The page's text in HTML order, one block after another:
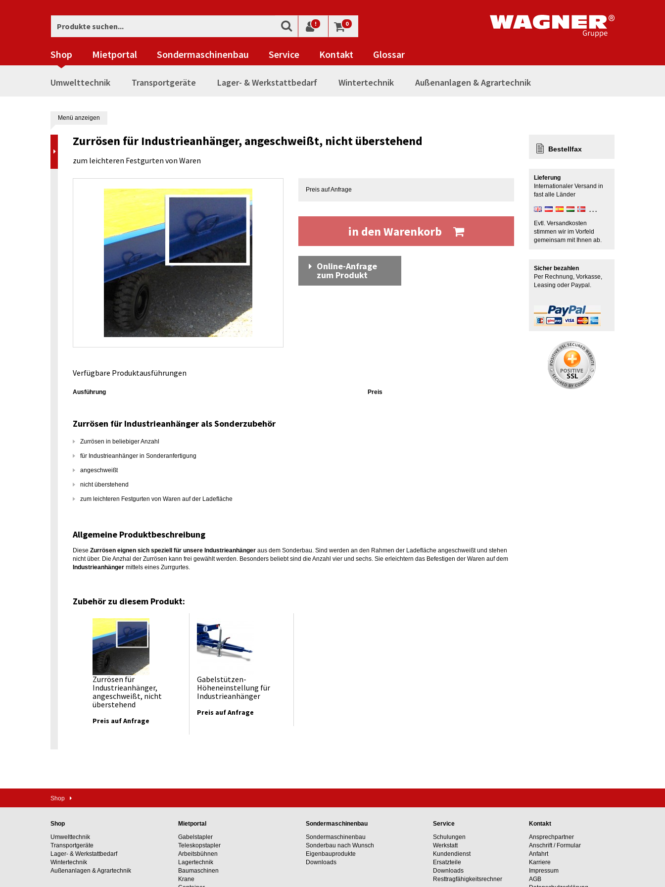
! 0
Shop Mietportal Sondermaschinenbau Service Kontakt Glossar
Umwelttechnik Transportgeräte Lager- & Werkstattbedarf Wintertechnik Außenanlagen & Agrartechnik
Menü anzeigen
Zurrösen für Industrieanhänger, angeschweißt, nicht überstehend
zum leichteren Festgurten von Waren
Preis auf Anfrage
in den Warenkorb
Online-Anfrage
zum Produkt
Verfügbare Produktausführungen
Ausführung Preis
Zurrösen für Industrieanhänger als Sonderzubehör
Zurrösen in beliebiger Anzahl
für Industrieanhänger in Sonderanfertigung
angeschweißt
nicht überstehend
zum leichteren Festgurten von Waren auf der Ladefläche
Allgemeine Produktbeschreibung
Diese Zurrösen eignen sich speziell für unsere Industrieanhänger aus dem Sonderbau. Sind werden an den Rahmen der Ladefläche angeschweißt und stehen
nicht über. Die Anzhal der Zurrösen kann frei gewählt werden. Besonders beliebt sind die Anzahl vier und sechs. Sie erleichtern das Befestigen der Waren auf dem
Industrieanhänger mittels eines Zurrgurtes.
Zubehör zu diesem Produkt:
Zurrösen für
Industrieanhänger,
angeschweißt, nicht
überstehend
Preis auf Anfrage
Gabelstützen-
Höheneinstellung für
Industrieanhänger
Preis auf Anfrage
Bestellfax
Lieferung
Internationaler Versand in
fast alle Länder
Evtl. Versandkosten
stimmen wir im Vorfeld
gemeinsam mit Ihnen ab.
Sicher bezahlen
Per Rechnung, Vorkasse,
Leasing oder Paypal.
Shop
Shop
Umwelttechnik
Transportgeräte
Lager- & Werkstattbedarf
Wintertechnik
Außenanlagen & Agrartechnik
Mietportal
Gabelstapler
Teleskopstapler
Arbeitsbühnen
Lagertechnik
Baumaschinen
Krane
Sondermaschinenbau
Sondermaschinenbau
Sonderbau nach Wunsch
Eigenbauprodukte
Downloads
Service
Schulungen
Werkstatt
Kundendienst
Ersatzteile
Downloads
Resttragfähig­keits­rechner
Kontakt
Ansprechpartner
Anschrift / Formular
Anfahrt
Karriere
Impressum
AGB